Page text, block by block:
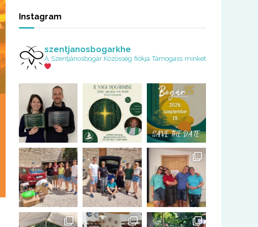
Instagram
szentjanosbogarkhe
A Szentjánosbogár Közösség fiókja Támogass minket